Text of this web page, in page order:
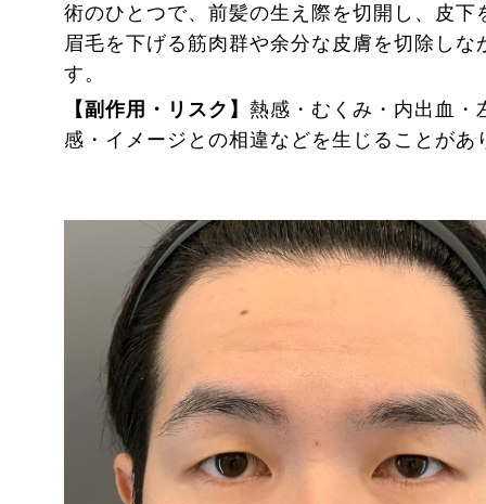
術のひとつで、前髪の生え際を切開し、皮下
眉毛を下げる筋肉群や余分な皮膚を切除しな
す。
【副作用・リスク】 熱感・むくみ・内出血・
感・イメージとの相違などを生じることがあ